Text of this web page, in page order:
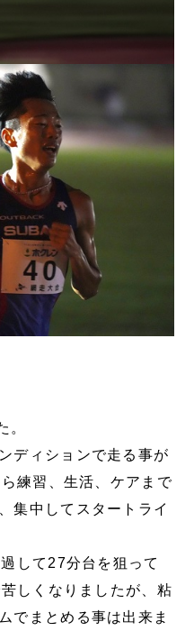
。
ディションで走る事が
練習、生活、ケアまで
集中してスタートライ
して27分台を狙って
しくなりましたが、粘
でまとめる事は出来ま